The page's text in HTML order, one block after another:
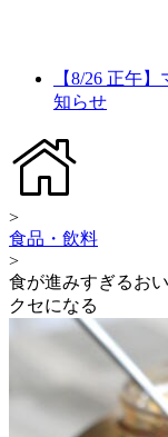
【8/26 正午
知らせ
>
食品・飲料
>
食が進みすぎるお
クセになる